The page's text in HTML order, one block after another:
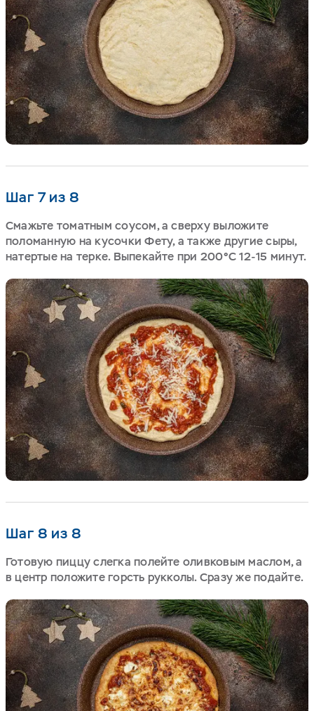
Шаг 7 из 8
Смажьте томатным соусом, а сверху выложите
поломанную на кусочки Фету, а также другие сыры,
натертые на терке. Выпекайте при 200°С 12-15 минут.
Шаг 8 из 8
Готовую пиццу слегка полейте оливковым маслом, а
в центр положите горсть рукколы. Сразу же подайте.